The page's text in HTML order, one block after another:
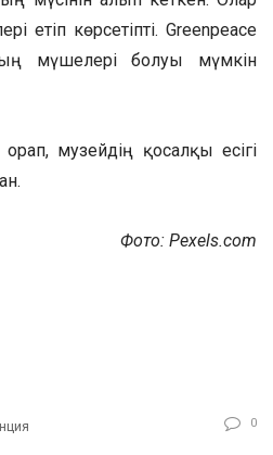
етіп көрсетіпті. Greenpeace
мүшелері болуы мүмкін
музейдің қосалқы есігі
Фото: Pexels.com
0